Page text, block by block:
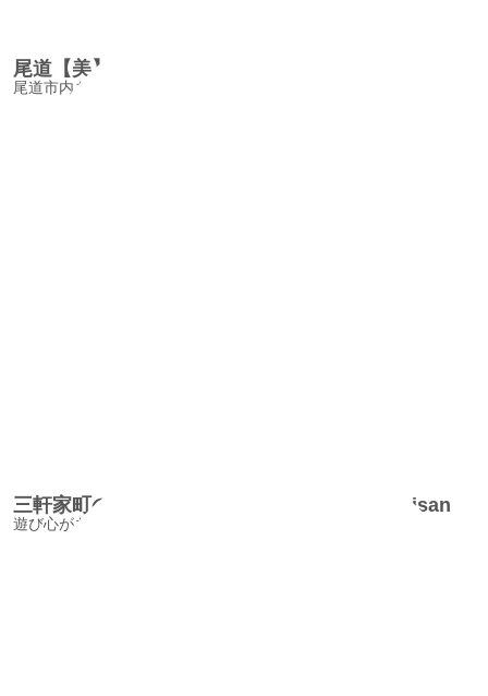
尾道【美】の基準/OnomichiBinoKijun
尾道市内を画一的な基準で決めてしまうのは致命的だ
三軒家町の日常遺産/SangenyachonoNichijoisan
遊び心があってこそ、深みのある日常が創られていく